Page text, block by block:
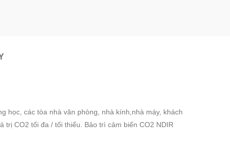
học , các tòa nhà văn phòng nhà kính ,nhà máy, khách
CO2 tối đa / tối thiểu. Bảo trì cảm biến CO2 NDIR